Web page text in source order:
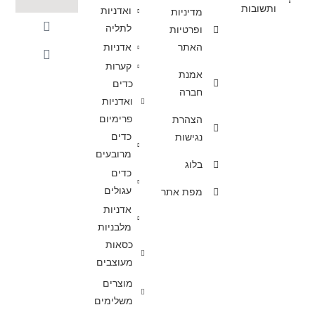
ואדניות
לתליה
אדניות
קערות
כדים
ואדניות
פרימיום
כדים
מרובעים
כדים
עגולים
אדניות
מלבניות
כסאות
מעוצבים
מוצרים
משלימים
מדיניות
ופרטיות
האתר
אמנת
חברה
הצהרת
נגישות
בלוג
מפת אתר
ותשובות